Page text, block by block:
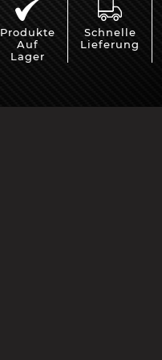
Produkte
Auf
Lager
Schnelle
Lieferung